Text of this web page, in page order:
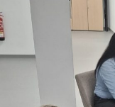
de
Carlos
Gómez
Prado
a